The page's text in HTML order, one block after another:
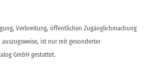
Verbreitung, öffentlichen Zugänglichmachung
ist nur mit gesonderter
GmbH gestattet.